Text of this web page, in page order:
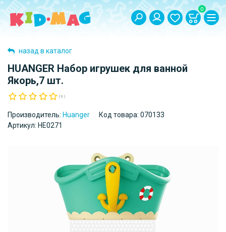
0
назад в каталог
HUANGER Набор игрушек для ванной
Якорь,7 шт.
( 0 )
Производитель: Huanger Код товара: 070133
Артикул: HE0271